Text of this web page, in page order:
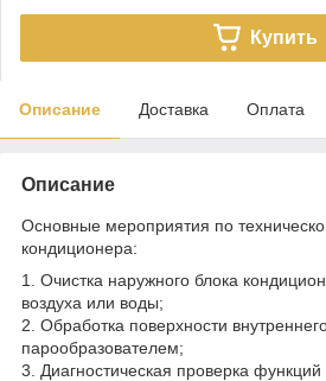
Купить
Описание Доставка Оплата
Описание
Основные мероприятия по
кондиционера:
1. Очистка наружного блока
воздуха или воды;
2. Обработка поверхности
парообразователем;
3. Диагностическая проверка